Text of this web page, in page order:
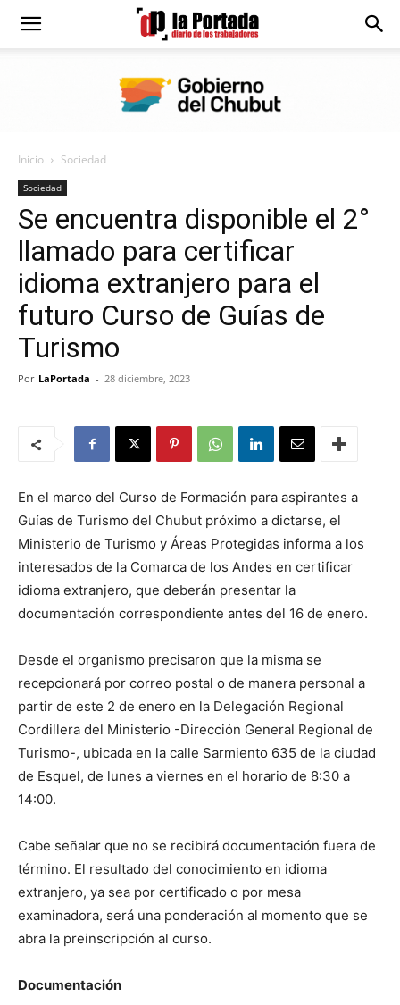
Diario
Portada
Inicio Sociedad
Sociedad
Se encuentra disponible el 2°
llamado para certificar
idioma extranjero para el
futuro Curso de Guías de
Turismo
Por LaPortada - 28 diciembre, 2023
En el marco del Curso de Formación para aspirantes a
Guías de Turismo del Chubut próximo a dictarse, el
Ministerio de Turismo y Áreas Protegidas informa a los
interesados de la Comarca de los Andes en certificar
idioma extranjero, que deberán presentar la
documentación correspondiente antes del 16 de enero.
Desde el organismo precisaron que la misma se
recepcionará por correo postal o de manera personal a
partir de este 2 de enero en la Delegación Regional
Cordillera del Ministerio -Dirección General Regional de
Turismo-, ubicada en la calle Sarmiento 635 de la ciudad
de Esquel, de lunes a viernes en el horario de 8:30 a
14:00.
Cabe señalar que no se recibirá documentación fuera de
término. El resultado del conocimiento en idioma
extranjero, ya sea por certificado o por mesa
examinadora, será una ponderación al momento que se
abra la preinscripción al curso.
Documentación